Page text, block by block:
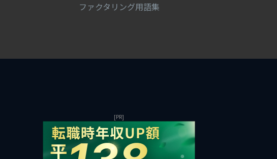
ファクタリング用語集
[PR]